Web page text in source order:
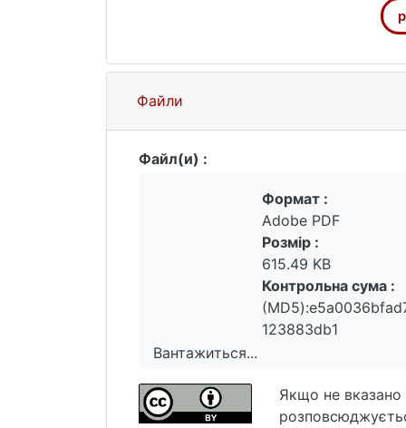
Нідерландів та США, що свідчить
питання, тому що інновації – це
комплексу проблем стратегічного
плану дій щодо розвитку України в
Файли
Файл(и) :
Вантажиться...
Вантажиться...
Формат :
Adobe PDF
Розмір :
615.49 KB
Контрольна сума :
123883db1
Якщо не вказано